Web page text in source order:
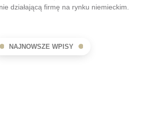
działającą firmę na rynku niemieckim.
NAJNOWSZE WPISY